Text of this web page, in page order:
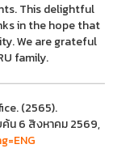
This delightful
in the hope that
We are grateful
family.
(2565).
น 6 สิงหาคม 2569,